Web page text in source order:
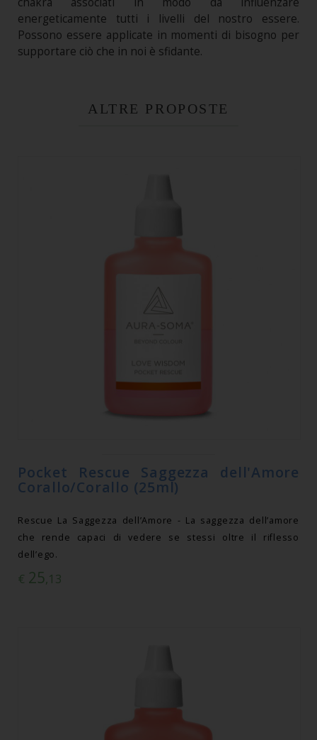
energeticamente tutti i livelli del nostro essere.
Possono essere applicate in momenti di bisogno per
supportare ciò che in noi è sfidante.
ALTRE PROPOSTE
Pocket Rescue Saggezza dell'Amore
Corallo/Corallo (25ml)
Rescue La Saggezza dell’Amore - La saggezza dell’amore
che rende capaci di vedere se stessi oltre il riflesso
dell’ego.
€ 25,13